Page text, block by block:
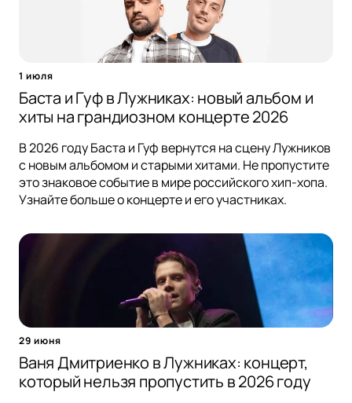
1 июля
Баста и Гуф в Лужниках: новый альбом и
хиты на грандиозном концерте 2026
В 2026 году Баста и Гуф вернутся на сцену Лужников
с новым альбомом и старыми хитами. Не пропустите
это знаковое событие в мире российского хип-хопа.
Узнайте больше о концерте и его участниках.
29 июня
Ваня Дмитриенко в Лужниках: концерт,
который нельзя пропустить в 2026 году